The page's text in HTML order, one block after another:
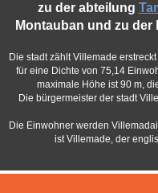
zu der abteilung
Montauban und zu
Die stadt zählt Villemade
für eine Dichte von 75,14
maximale Höhe ist 90 m,
Die bürgermeister der stadt
Die Einwohner werden
ist Villemade, der